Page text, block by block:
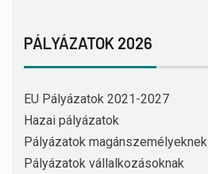
PÁLYÁZATOK 2026
EU Pályázatok 2021-2027
Hazai pályázatok
Pályázatok magánszemélyeknek
Pályázatok vállalkozásoknak